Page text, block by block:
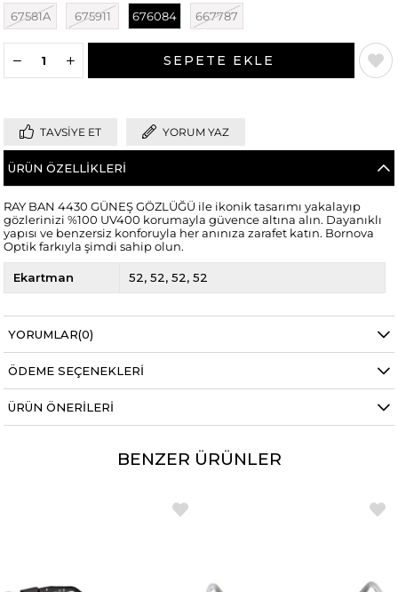
67581A 675911 676084 667787
TAVSIYE ET YORUM YAZ
ÜRÜN ÖZELLIKLERI
RAY BAN 4430 GÜNEŞ GÖZLÜĞÜ ile ikonik tasarımı yakalayıp
gözlerinizi %100 UV400 korumayla güvence altına alın. Dayanıklı
yapısı ve benzersiz konforuyla her anınıza zarafet katın. Bornova
Optik farkıyla şimdi sahip olun.
Ekartman 52 52 52 52
YORUMLAR(0)
ÖDEME SEÇENEKLERI
ÜRÜN ÖNERILERI
BENZER ÜRÜNLER